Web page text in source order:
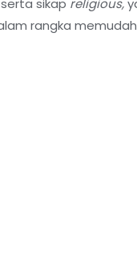
sikap religious,
rangka